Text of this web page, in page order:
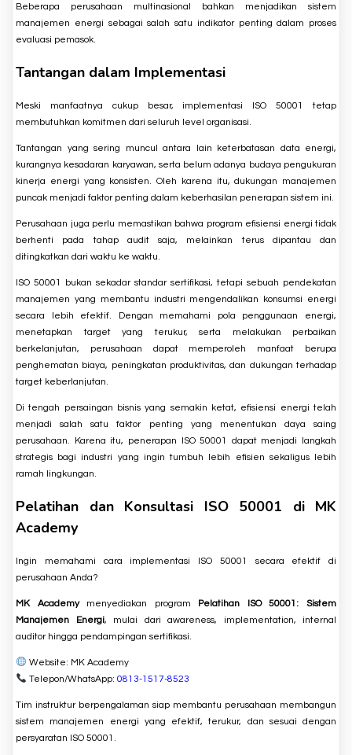
Beberapa perusahaan multinasional bahkan menjadikan sistem
manajemen energi sebagai salah satu indikator penting dalam proses
evaluasi pemasok.
Tantangan dalam Implementasi
Meski manfaatnya cukup besar, implementasi ISO 50001 tetap
membutuhkan komitmen dari seluruh level organisasi.
Tantangan yang sering muncul antara lain keterbatasan data energi,
kurangnya kesadaran karyawan, serta belum adanya budaya pengukuran
kinerja energi yang konsisten. Oleh karena itu, dukungan manajemen
puncak menjadi faktor penting dalam keberhasilan penerapan sistem ini.
Perusahaan juga perlu memastikan bahwa program efisiensi energi tidak
berhenti pada tahap audit saja, melainkan terus dipantau dan
ditingkatkan dari waktu ke waktu.
ISO 50001 bukan sekadar standar sertifikasi, tetapi sebuah pendekatan
manajemen yang membantu industri mengendalikan konsumsi energi
secara lebih efektif. Dengan memahami pola penggunaan energi,
menetapkan target yang terukur, serta melakukan perbaikan
berkelanjutan, perusahaan dapat memperoleh manfaat berupa
penghematan biaya, peningkatan produktivitas, dan dukungan terhadap
target keberlanjutan.
Di tengah persaingan bisnis yang semakin ketat, efisiensi energi telah
menjadi salah satu faktor penting yang menentukan daya saing
perusahaan. Karena itu, penerapan ISO 50001 dapat menjadi langkah
strategis bagi industri yang ingin tumbuh lebih efisien sekaligus lebih
ramah lingkungan.
Pelatihan dan Konsultasi ISO 50001 di MK
Academy
Ingin memahami cara implementasi ISO 50001 secara efektif di
perusahaan Anda?
MK Academymenyediakan program Pelatihan ISO 50001: Sistem
Manajemen Energi, mulai dari awareness, implementation, internal
auditor hingga pendampingan sertifikasi.
Website: MK Academy
Telepon/WhatsApp: 0813-1517-8523
Tim instruktur berpengalaman siap membantu perusahaan membangun
sistem manajemen energi yang efektif, terukur, dan sesuai dengan
persyaratan ISO 50001.